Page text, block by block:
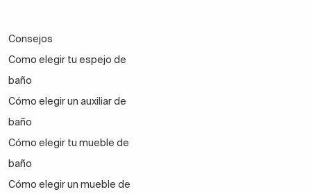
Consejos
Como elegir tu espejo de
baño
Cómo elegir un auxiliar de
baño
Cómo elegir tu mueble de
baño
Cómo elegir un mueble de